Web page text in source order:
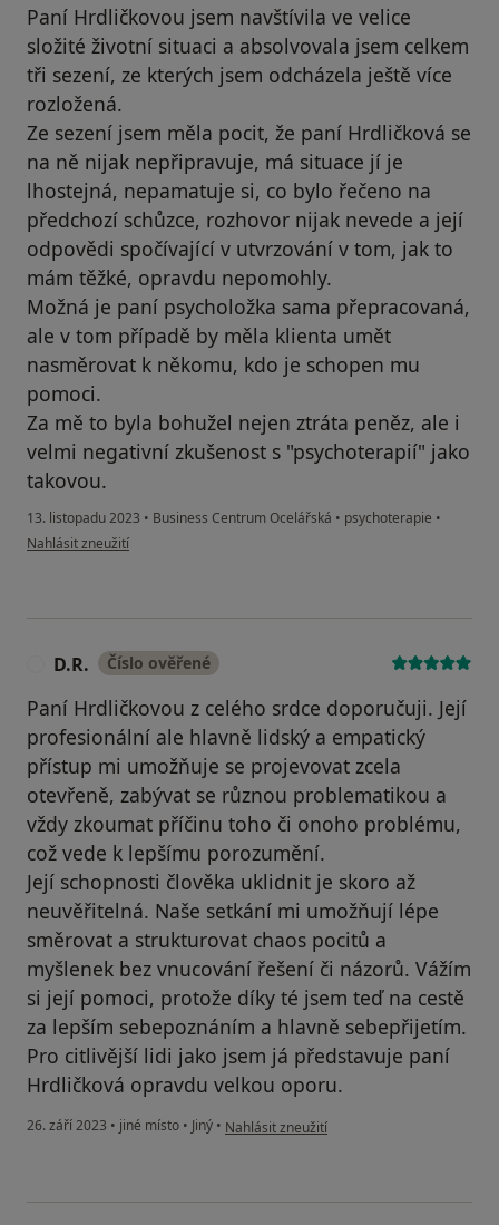
Paní Hrdličkovou jsem navštívila ve velice
složité životní situaci a absolvovala jsem celkem
tři sezení, ze kterých jsem odcházela ještě více
rozložená.
Ze sezení jsem měla pocit, že paní Hrdličková se
na ně nijak nepřipravuje, má situace jí je
lhostejná, nepamatuje si, co bylo řečeno na
předchozí schůzce, rozhovor nijak nevede a její
odpovědi spočívající v utvrzování v tom, jak to
mám těžké, opravdu nepomohly.
Možná je paní psycholožka sama přepracovaná,
ale v tom případě by měla klienta umět
nasměrovat k někomu, kdo je schopen mu
pomoci.
Za mě to byla bohužel nejen ztráta peněz, ale i
velmi negativní zkušenost s "psychoterapií" jako
takovou.
13. listopadu 2023 • Business Centrum Ocelářská • psychoterapie •
podle názoru uživatele A. P.
Nahlásit zneužití
D.R. Číslo ověřené
Paní Hrdličkovou z celého srdce doporučuji. Její
profesionální ale hlavně lidský a empatický
přístup mi umožňuje se projevovat zcela
otevřeně, zabývat se různou problematikou a
vždy zkoumat příčinu toho či onoho problému,
což vede k lepšímu porozumění.
Její schopnosti člověka uklidnit je skoro až
neuvěřitelná. Naše setkání mi umožňují lépe
směrovat a strukturovat chaos pocitů a
myšlenek bez vnucování řešení či názorů. Vážím
si její pomoci, protože díky té jsem teď na cestě
za lepším sebepoznáním a hlavně sebepřijetím.
Pro citlivější lidi jako jsem já představuje paní
Hrdličková opravdu velkou oporu.
26. září 2023 • jiné místo • Jiný • podle názoru uživatele D.R.
Nahlásit zneužití